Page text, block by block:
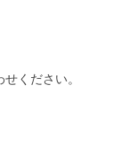
ください。